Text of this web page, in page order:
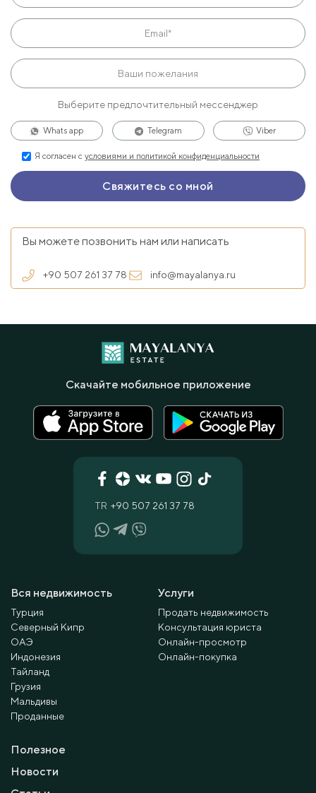
Выберите предпочтительный мессенджер
Whats app Telegram Viber
Я согласен с условиями и политикой конфиденциальности
Вы можете позвонить нам или написать
+90 507 261 37 78 info@mayalanya.ru
Вся недвижимость
Турция
Северный Кипр
ОАЭ
Индонезия
Тайланд
Грузия
Мальдивы
Проданные
Услуги
Продать недвижимость
Консультация юриста
Онлайн-просмотр
Онлайн-покупка
Полезное
Новости
TR +90 507 261 37 78
Скачайте мобильное приложение